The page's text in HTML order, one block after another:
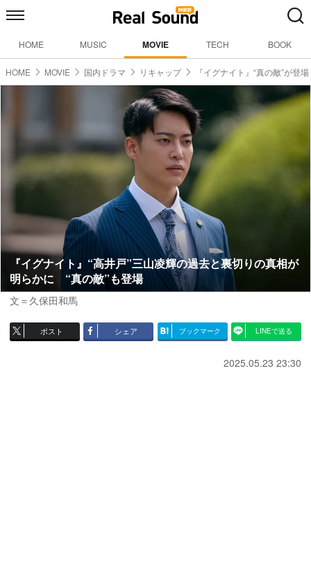
HOME MUSIC MOVIE TECH BOOK
HOME MOVIE 国内ドラマ リキャップ 『イグナイト』“真の敵”が登場
『イグナイト』“高井戸”三山凌輝の過去と裏切りの真相が
明らかに “真の敵”も登場
文＝久保田和馬
ポスト シェア ブックマーク LINEで送る
2025.05.23 23:30